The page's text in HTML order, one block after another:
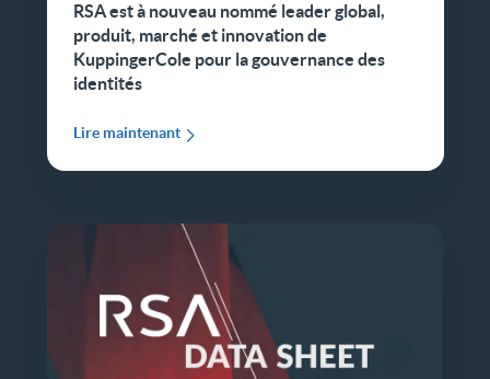
RSA est à nouveau nommé leader global,
produit, marché et innovation de
KuppingerCole pour la gouvernance des
identités
Lire maintenant